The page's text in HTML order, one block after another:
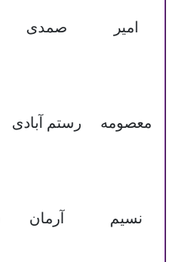
امیر صمدی
معصومه رستم آبادی
نسیم آرمان